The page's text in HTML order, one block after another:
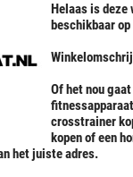
Helaas is
beschikbaar
Of het nou
crosstrainer
kopen of een
het juiste adres.